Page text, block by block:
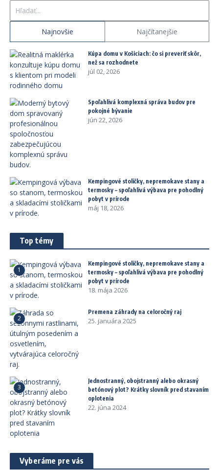
Najnovšie Najčítanejšie
Kúpa domu v Košiciach: čo si preveriť skôr,
než sa rozhodnete
júl 02, 2026
Spoľahlivá komplexná správa budov pre
pokojné bývanie
jún 22, 2026
Kempingové stoličky, nepremokave stany a
termosky – spoľahlivá výbava pre pohodlný
pobyt v prírode
máj 18, 2026
Top témy
1
Kempingové stoličky, nepremokave stany a
termosky – spoľahlivá výbava pre pohodlný
pobyt v prírode
18. mája 2026
2
Premena záhrady na celoročný raj
25. januára 2025
3
Jednostranný, obojstranný alebo okrasný
betónový plot? Krátky slovník pred stavaním
oplotenia
22. júna 2024
Vyberáme pre vás